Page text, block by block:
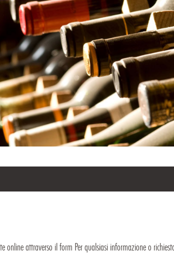
online attraverso il form Per qualsiasi informazione o